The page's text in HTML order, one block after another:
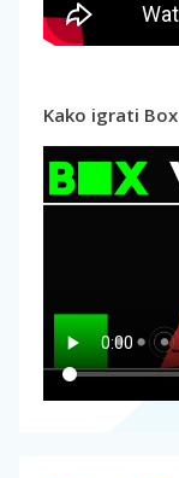
Kako igrati